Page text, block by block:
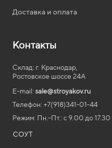
Доставка и оплата
Контакты
Склад: г. Краснодар,
Ростовское шоссе 24А
E-mail: sale@stroyakov.ru
Телефон: +7(918)341-01-44
Режим: Пн.-Пт.: с 9.00 до17.30
СОУТ